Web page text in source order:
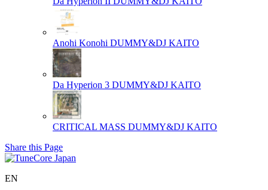
Anohi Konohi DUMMY&DJ KAITO
Da Hyperion 3 DUMMY&DJ KAITO
CRITICAL MASS DUMMY&DJ KAITO
Share this Page
EN